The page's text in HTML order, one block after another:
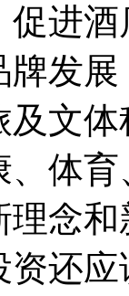
进
发
文
体
念
资还